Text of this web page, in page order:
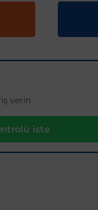
verin
iste